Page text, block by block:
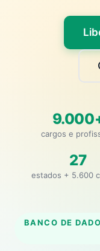
cargos e
27
estados + 5.600
BANCO DE